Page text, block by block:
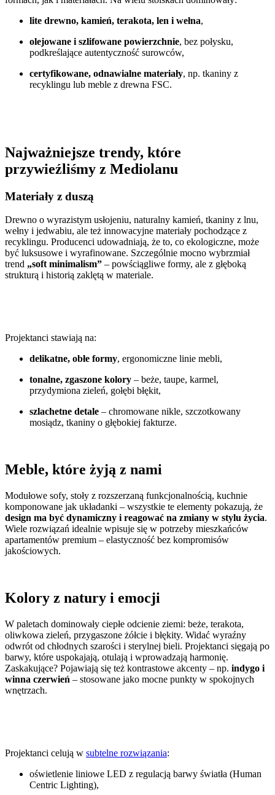
lite drewno, kamień, terakota, len i wełna,
olejowane i szlifowane powierzchnie, bez połysku,
podkreślające autentyczność surowców,
certyfikowane, odnawialne materiały, np. tkaniny z
recyklingu lub meble z drewna FSC.
Najważniejsze trendy, które
przywieźliśmy z Mediolanu
Materiały z duszą
Drewno o wyrazistym usłojeniu, naturalny kamień, tkaniny z lnu,
wełny i jedwabiu, ale też innowacyjne materiały pochodzące z
recyklingu. Producenci udowadniają, że to, co ekologiczne, może
być luksusowe i wyrafinowane. Szczególnie mocno wybrzmiał
trend „soft minimalism” – powściągliwe formy, ale z głęboką
strukturą i historią zaklętą w materiale.
Projektanci stawiają na:
delikatne, obłe formy, ergonomiczne linie mebli,
tonalne, zgaszone kolory – beże, taupe, karmel,
przydymiona zieleń, gołębi błękit,
szlachetne detale – chromowane nikle, szczotkowany
mosiądz, tkaniny o głębokiej fakturze.
Meble, które żyją z nami
Modułowe sofy, stoły z rozszerzaną funkcjonalnością, kuchnie
komponowane jak układanki – wszystkie te elementy pokazują, że
design ma być dynamiczny i reagować na zmiany w stylu życia.
Wiele rozwiązań idealnie wpisuje się w potrzeby mieszkańców
apartamentów premium – elastyczność bez kompromisów
jakościowych.
Kolory z natury i emocji
W paletach dominowały ciepłe odcienie ziemi: beże, terakota,
oliwkowa zieleń, przygaszone żółcie i błękity. Widać wyraźny
odwrót od chłodnych szarości i sterylnej bieli. Projektanci sięgają po
barwy, które uspokajają, otulają i wprowadzają harmonię.
Zaskakujące? Pojawiają się też kontrastowe akcenty – np. indygo i
winna czerwień – stosowane jako mocne punkty w spokojnych
wnętrzach.
Projektanci celują w subtelne rozwiązania:
oświetlenie liniowe LED z regulacją barwy światła (Human
Centric Lighting),